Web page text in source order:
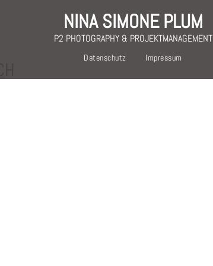
NINA SIMONE PLUM
P2 PHOTOGRAPHY & PROJEKTMANAGEMENT
Datenschutz Impressum